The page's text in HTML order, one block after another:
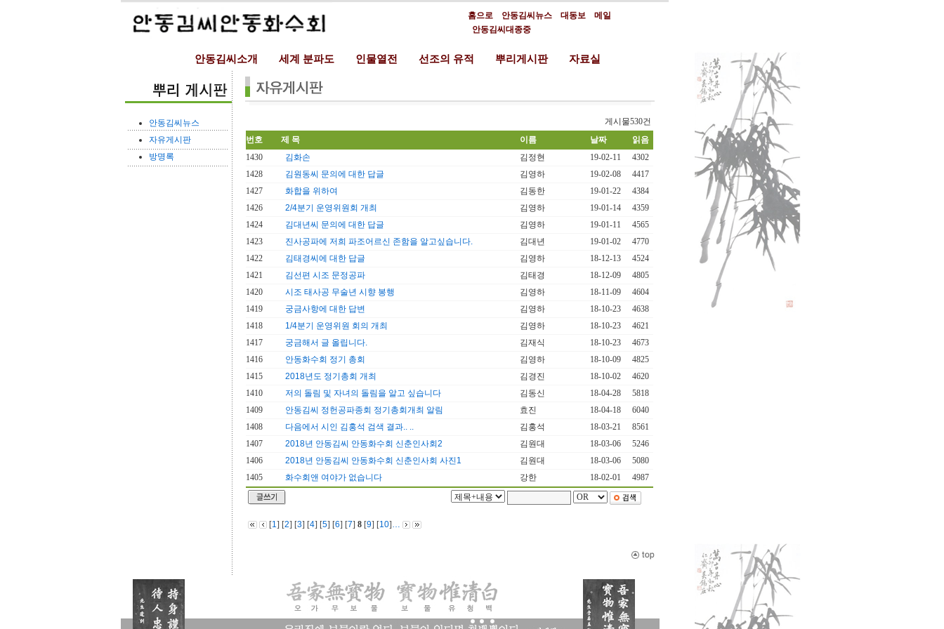
홈으로 안동김씨뉴스 대동보
메일
안동김씨대종중
안동김씨소개 세계 분파도 인물열전 선조의 유적 뿌리게시판 자료실
안동김씨뉴스
자유게시판
방명록
게시물530건
번호
제 목 이름 날짜
읽음
1430
김화손 김정현 19-02-11
4302
1428
김원동씨 문의에 대한 답글 김영하 19-02-08
4417
1427
화합을 위하여 김동한 19-01-22
4384
1426
2/4분기 운영위원회 개최 김영하 19-01-14
4359
1424
김대년씨 문의에 대한 답글 김영하 19-01-11
4565
1423
진사공파에 저희 파조어르신 존함을 알고싶습니다. 김대년 19-01-02
4770
1422
김태경씨에 대한 답글 김영하 18-12-13
4524
1421
김선편 시조 문정공파 김태경 18-12-09
4805
1420
시조 태사공 무술년 시향 봉행 김영하 18-11-09
4604
1419
궁금사항에 대한 답변 김영하 18-10-23
4638
1418
1/4분기 운영위원 회의 개최 김영하 18-10-23
4621
1417
궁금해서 글 올립니다. 김재식 18-10-23
4673
1416
안동화수회 정기 총회 김영하 18-10-09
4825
1415
2018년도 정기총회 개최 김경진 18-10-02
4620
1410
저의 돌림 및 자녀의 돌림을 알고 싶습니다 김동신 18-04-28
5818
1409
안동김씨 정헌공파종회 정기총회개최 알림 효진 18-04-18
6040
1408
다음에서 시인 김홍석 검색 결과.. .. 김홍석 18-03-21
8561
1407
2018년 안동김씨 안동화수회 신춘인사회2 김원대 18-03-06
5246
1406
2018년 안동김씨 안동화수회 신춘인사회 사진1 김원대 18-03-06
5080
1405
화수회앤 여야가 없습니다 강한 18-02-01 4987
[1] [2] [3] [4] [5] [6] [7] 8 [9] [10]…